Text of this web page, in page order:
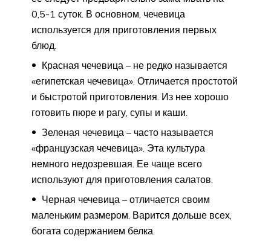
0,5-1 суток. В основном, чечевица
используется для приготовления первых
блюд.
Красная чечевица – не редко называется
«египетская чечевица». Отличается простотой
и быстротой приготовления. Из нее хорошо
готовить пюре и рагу, супы и каши.
Зеленая чечевица – часто называется
«французская чечевица». Эта культура
немного недозревшая. Ее чаще всего
используют для приготовления салатов.
Черная чечевица – отличается своим
маленьким размером. Варится дольше всех,
богата содержанием белка.